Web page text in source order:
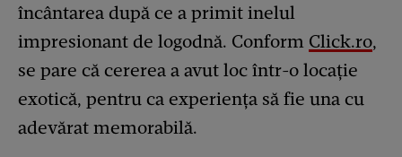
încântarea după ce a primit inelul
impresionant de logodnă. Conform Click.ro,
se pare că cererea a avut loc într-o locație
exotică, pentru ca experiența să fie una cu
adevărat memorabilă.